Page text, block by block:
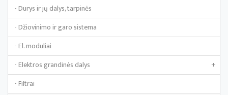
- Durys ir jų dalys, tarpinės
- Džiovinimo ir garo sistema
- El. moduliai
- Elektros grandinės dalys
+
- Filtrai